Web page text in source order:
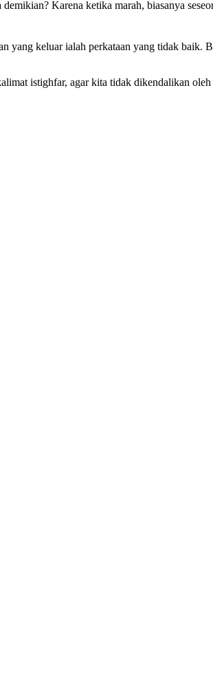
yang keluar ialah perkataan yang tidak baik.
istighfar, agar kita tidak dikendalikan